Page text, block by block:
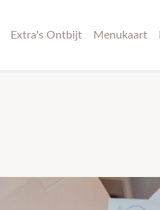
Extra's Ontbijt Menukaart